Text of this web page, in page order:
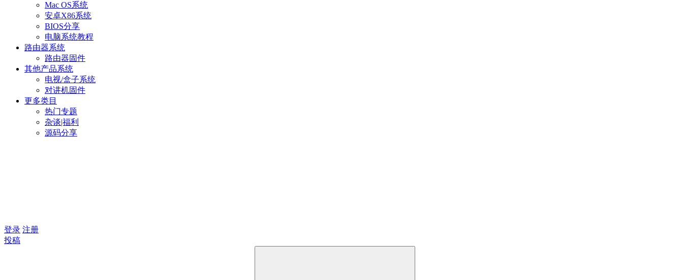
Mac OS系统
安卓X86系统
BIOS分享
电脑系统教程
路由器系统
路由器固件
其他产品系统
电视/盒子系统
对讲机固件
更多类目
热门专题
杂谈|福利
源码分享
登录 注册
投稿